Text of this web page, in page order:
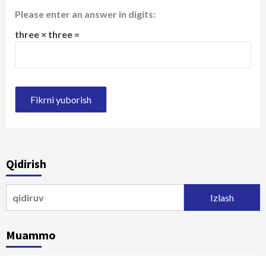
Please enter an answer in digits:
three × three =
Qidirish
Muammo